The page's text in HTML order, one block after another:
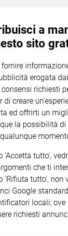
il volto del
giovani conservatori
un evento pubblico.
a
sito
erogata
richiesti
di creare
ed offrirti un
la possibilità di
'Accetta tutto',
che ti
'Rifiuta tutto', non
Google
locali;
richiesti